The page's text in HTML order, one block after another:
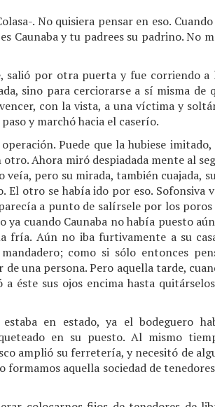
. No quisiera pensar en eso.
Caunaba y tu padrees su padrino. No
por otra puerta y fue corriendo a
sino para cerciorarse a sí misma de
con la vista, a una víctima y
y marchó hacia el caserío.
Puede que la hubiese
Ahora miró despiadada mente al
veía, pero su mirada, también cuajada,
otro se había ido por eso. Sofonsiva
a punto de salírsele por los
ya cuando Caunaba no había puesto
fría. Aún no iba furtivamente a su
como si sólo entonces
una persona. Pero aquella tarde,
éste sus ojos encima hasta
en estado, ya el bodeguero
en su puesto. Al mismo
amplió su ferretería, y necesitó de
aquella sociedad de